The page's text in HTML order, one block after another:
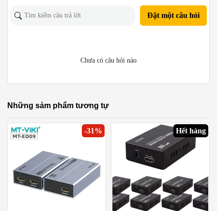
Đặt một câu hỏi
Chưa có câu hỏi nào
Những sảm phẩm tương tự
-31% Hết hàng